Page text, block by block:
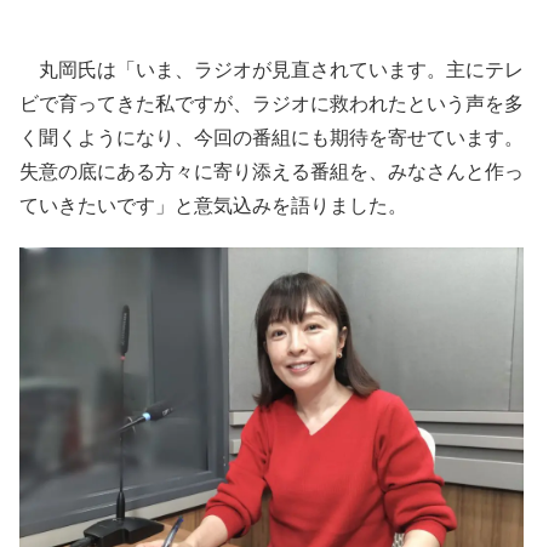
丸岡氏は「いま、ラジオが見直されています。主にテレ
ビで育ってきた私ですが、ラジオに救われたという声を多
く聞くようになり、今回の番組にも期待を寄せています。
失意の底にある方々に寄り添える番組を、みなさんと作っ
ていきたいです」と意気込みを語りました。